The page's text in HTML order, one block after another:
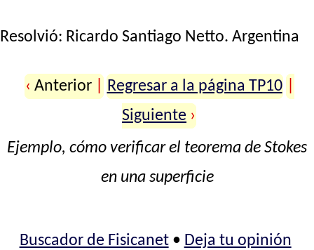
Resolvió: Ricardo Santiago Netto. Argentina
‹ Anterior Regresar a la página TP10
Siguiente ›
Ejemplo, cómo verificar el teorema de Stokes
en una superficie
Buscador de Fisicanet• Deja tu opinión